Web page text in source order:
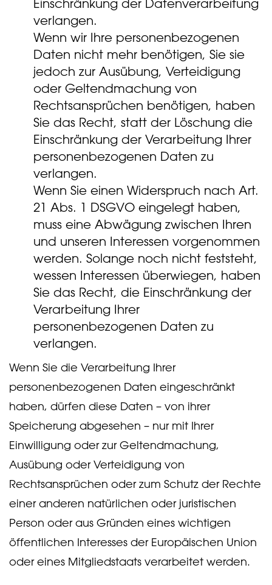
Einschränkung der Datenverarbeitung
verlangen.
Wenn wir Ihre personenbezogenen
Daten nicht mehr benötigen, Sie sie
jedoch zur Ausübung, Verteidigung
oder Geltendmachung von
Rechtsansprüchen benötigen, haben
Sie das Recht, statt der Löschung die
Einschränkung der Verarbeitung Ihrer
personenbezogenen Daten zu
verlangen.
Wenn Sie einen Widerspruch nach Art.
21 Abs. 1 DSGVO eingelegt haben,
muss eine Abwägung zwischen Ihren
und unseren Interessen vorgenommen
werden. Solange noch nicht feststeht,
wessen Interessen überwiegen, haben
Sie das Recht, die Einschränkung der
Verarbeitung Ihrer
personenbezogenen Daten zu
verlangen.
Wenn Sie die Verarbeitung Ihrer
personenbezogenen Daten eingeschränkt
haben, dürfen diese Daten – von ihrer
Speicherung abgesehen – nur mit Ihrer
Einwilligung oder zur Geltendmachung,
Ausübung oder Verteidigung von
Rechtsansprüchen oder zum Schutz der Rechte
einer anderen natürlichen oder juristischen
Person oder aus Gründen eines wichtigen
öffentlichen Interesses der Europäischen Union
oder eines Mitgliedstaats verarbeitet werden.